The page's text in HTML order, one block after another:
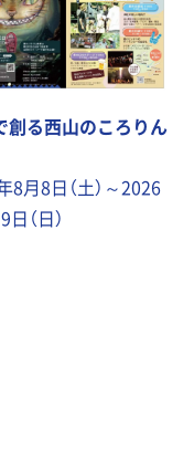
創る西山のころりん
8月8日（土）～2026
（日）